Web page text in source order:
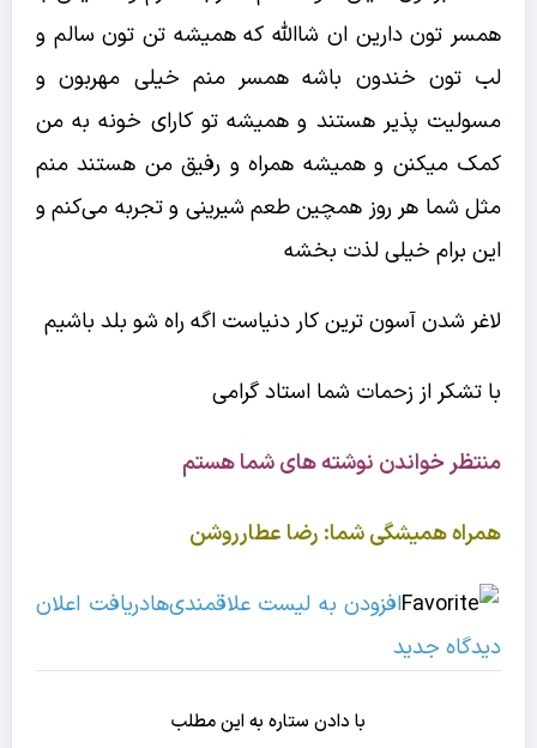
همسر تون دارین ان شاالله که همیشه تن تون سالم و
لب تون خندون باشه همسر منم خیلی مهربون و
مسولیت پذیر هستند و همیشه تو کارای خونه به من
کمک میکنن و همیشه همراه و رفیق من هستند منم
مثل شما هر روز همچین طعم شیرینی و تجربه می‌کنم و
این برام خیلی لذت بخشه
لاغر شدن آسون ترین کار دنیاست اگه راه شو بلد باشیم
با تشکر از زحمات شما استاد گرامی
منتظر خواندن نوشته های شما هستم
همراه همیشگی شما: رضا عطارروشن
افزودن به لیست علاقمندی‌هادریافت اعلان
دیدگاه‌ جدید
با دادن ستاره به این مطلب